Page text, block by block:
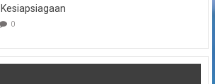
Kesiapsiagaan
0